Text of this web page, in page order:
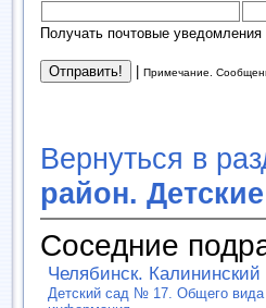
Получать почтовые
Примечание.
Вернуться в
район.
Соседние
Челябинск.
Детский сад № 17. Общего